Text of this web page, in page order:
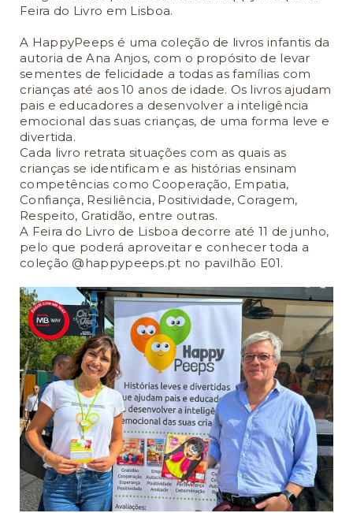
Feira do Livro em Lisboa.
A HappyPeeps é uma coleção de livros infantis da
autoria de Ana Anjos, com o propósito de levar
sementes de felicidade a todas as famílias com
crianças até aos 10 anos de idade. Os livros ajudam
pais e educadores a desenvolver a inteligência
emocional das suas crianças, de uma forma leve e
divertida.
Cada livro retrata situações com as quais as
crianças se identificam e as histórias ensinam
competências como Cooperação, Empatia,
Confiança, Resiliência, Positividade, Coragem,
Respeito, Gratidão, entre outras.
A Feira do Livro de Lisboa decorre até 11 de junho,
pelo que poderá aproveitar e conhecer toda a
coleção @happypeeps.pt no pavilhão E01.